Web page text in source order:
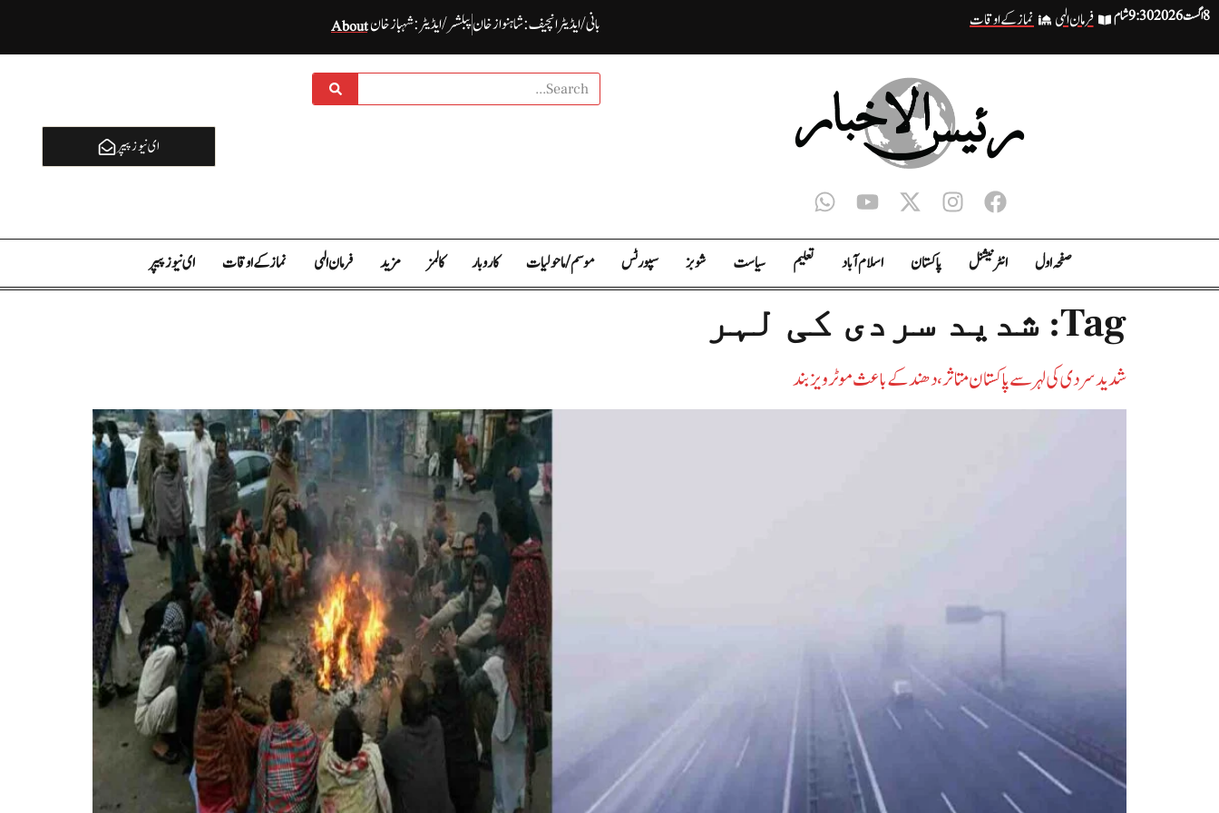
8 اگست 2026 9:30 شام فرمان الہی نماز کے اوقات بانی / ایڈیٹرانچیف : شاہنواز خانپبلشر/ ایڈیٹر : شہباز خانAbout
ای نيوز پیپر
صفحہ اول انٹر نیشنل پاکستان اسلام آباد تعلیم سیاست شوبز سپورٹس موسم / ما حولیات کاروبار کالمز مزید فرمان الہی نماز کے اوقات ای نيوز پیپر
Tag: شدید سردی کی لہر
شدید سردی کی لہر سے پاکستان متاثر، دھند کے باعث موٹرویز بند